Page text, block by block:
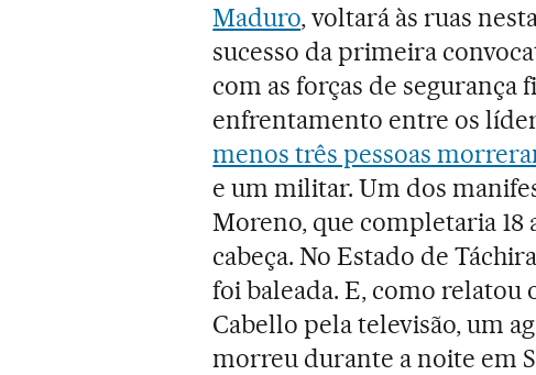
Maduro, voltará às ruas
sucesso da primeira
com as forças de segurança
enfrentamento entre os
menos três pessoas
e um militar. Um dos
Moreno, que completaria 18
cabeça. No Estado de
foi baleada. E, como relatou
Cabello pela televisão, um
morreu durante a noite em